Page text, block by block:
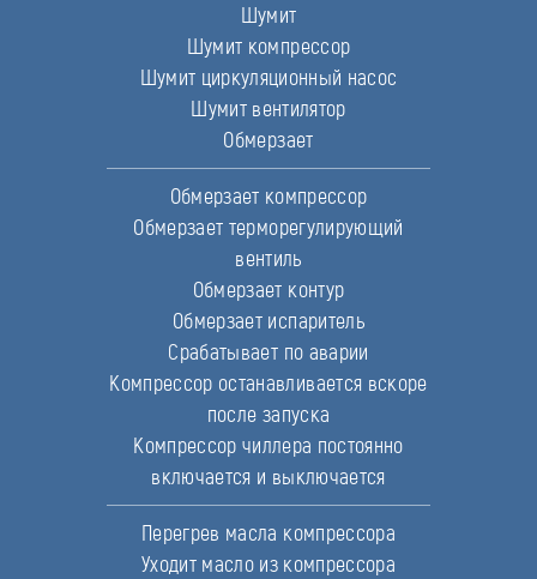
Шумит
Шумит компрессор
Шумит циркуляционный насос
Шумит вентилятор
Обмерзает
Обмерзает компрессор
Обмерзает терморегулирующий
вентиль
Обмерзает контур
Обмерзает испаритель
Срабатывает по аварии
Компрессор останавливается вскоре
после запуска
Компрессор чиллера постоянно
включается и выключается
Перегрев масла компрессора
Уходит масло из компрессора